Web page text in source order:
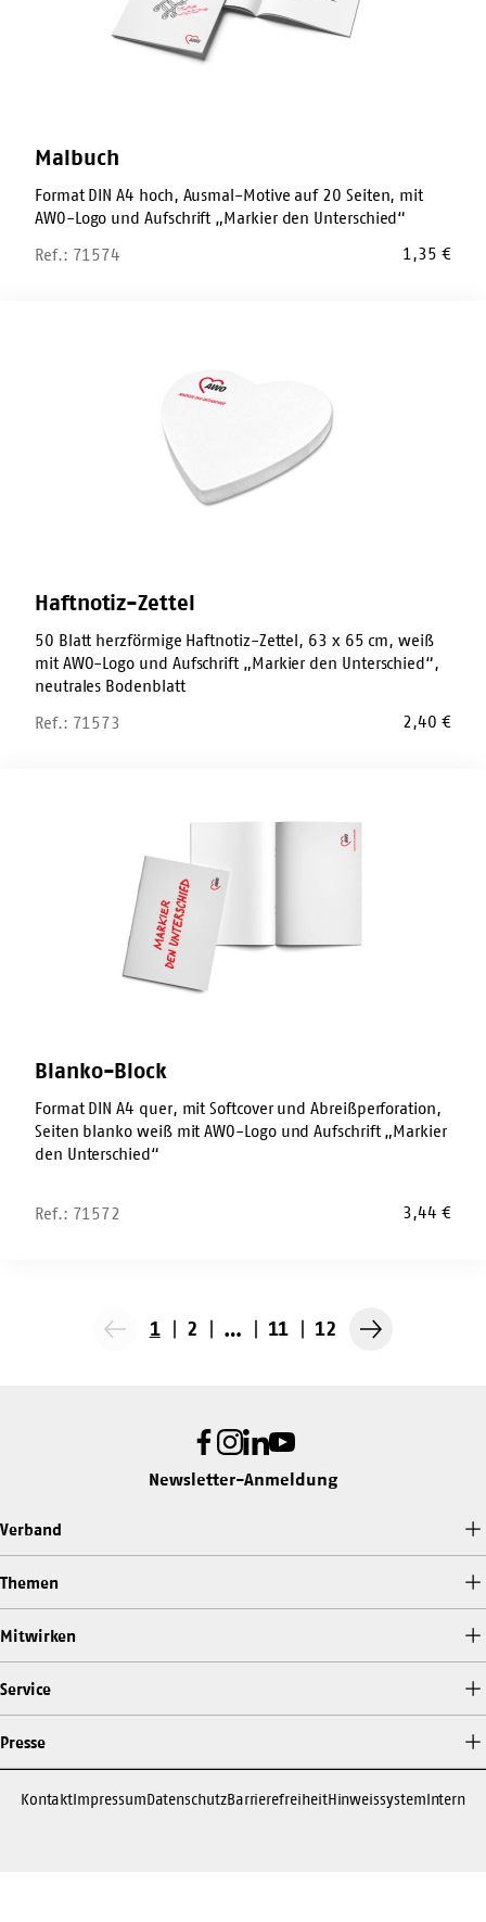
Malbuch
Format DIN A4 hoch, Ausmal-Motive auf 20 Seiten, mit
AWO-Logo und Aufschrift „Markier den Unterschied“
Ref.: 71574
1,35€
Haftnotiz-Zettel
50 Blatt herzförmige Haftnotiz-Zettel, 63 x 65 cm, weiß
mit AWO-Logo und Aufschrift „Markier den Unterschied“,
neutrales Bodenblatt
Ref.: 71573
2,40€
Blanko-Block
Format DIN A4 quer, mit Softcover und Abreißperforation,
Seiten blanko weiß mit AWO-Logo und Aufschrift „Markier
den Unterschied“
Ref.: 71572 3,44€
Vorherige
1 2 … 11 12
Nächste
Facebook
Instagram
LinkedIn
Youtube
Newsletter-Anmeldung
Verband
Themen
Mitwirken
Service
Presse
KontaktImpressumDatenschutzBarrierefreiheitHinweissystemIntern